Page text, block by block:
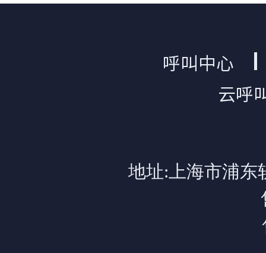
呼叫中心
云呼
地址:上海市浦东